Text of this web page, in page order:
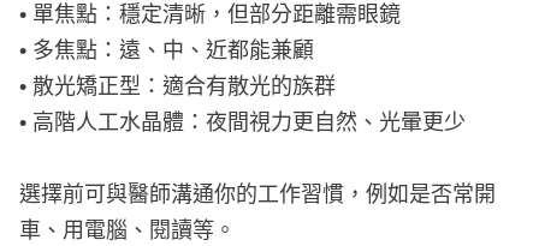
• 單焦點：穩定清晰，但部分距離需眼鏡
• 多焦點：遠、中、近都能兼顧
• 散光矯正型：適合有散光的族群
• 高階人工水晶體：夜間視力更自然、光暈更少
選擇前可與醫師溝通你的工作習慣，例如是否常開
車、用電腦、閱讀等。